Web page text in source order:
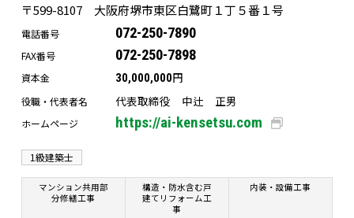
〒599-8107 大阪府堺市東区白鷺町１丁５番１号
電話番号 072-250-7890
FAX番号 072-250-7898
資本金 30,000,000円
役職・代表者名 代表取締役 中辻 正男
ホームページ https://ai-kensetsu.com
1級建築士
マンション共用部
分修繕工事
構造・防水含む戸
建てリフォーム工
事
内装・設備工事